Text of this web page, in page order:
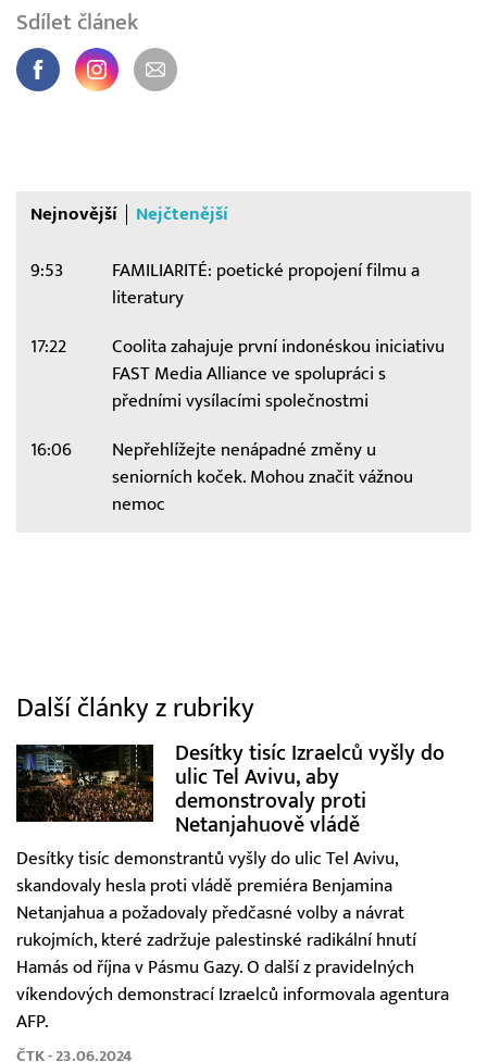
Sdílet článek
Nejnovější Nejčtenější
9:53
FAMILIARITÉ: poetické propojení filmu a
literatury
17:22
Coolita zahajuje první indonéskou iniciativu
FAST Media Alliance ve spolupráci s
předními vysílacími společnostmi
16:06
Nepřehlížejte nenápadné změny u
seniorních koček. Mohou značit vážnou
nemoc
Další články z rubriky
Desítky tisíc Izraelců vyšly do
ulic Tel Avivu, aby
demonstrovaly proti
Netanjahuově vládě
Desítky tisíc demonstrantů vyšly do ulic Tel Avivu,
skandovaly hesla proti vládě premiéra Benjamina
Netanjahua a požadovaly předčasné volby a návrat
rukojmích, které zadržuje palestinské radikální hnutí
Hamás od října v Pásmu Gazy. O další z pravidelných
víkendových demonstrací Izraelců informovala agentura
AFP.
ČTK - 23.06.2024